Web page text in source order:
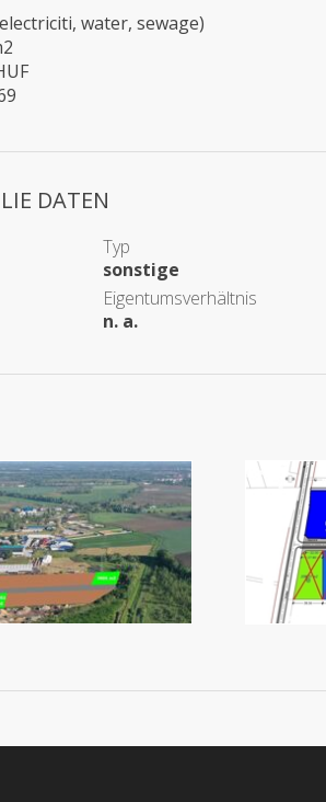
water, sewage)
DATEN
Typ
sonstige
Eigentumsverhältnis
n. a.